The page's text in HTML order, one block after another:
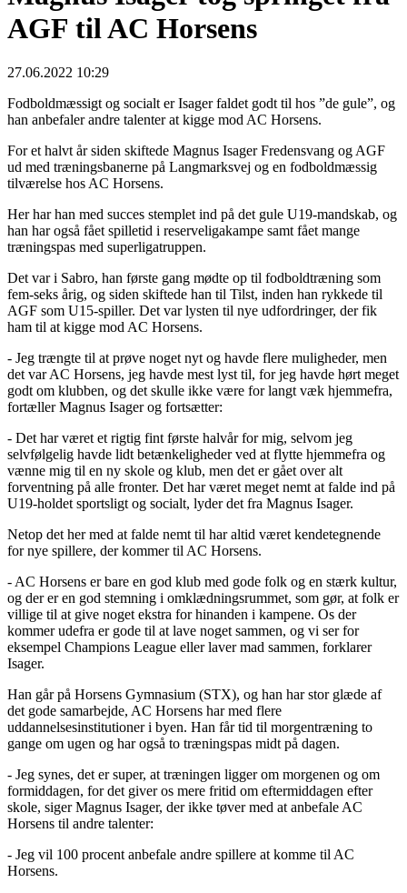
AGF til AC Horsens
27.06.2022 10:29
Fodboldmæssigt og socialt er Isager faldet godt til hos ”de gule”, og
han anbefaler andre talenter at kigge mod AC Horsens.
For et halvt år siden skiftede Magnus Isager Fredensvang og AGF
ud med træningsbanerne på Langmarksvej og en fodboldmæssig
tilværelse hos AC Horsens.
Her har han med succes stemplet ind på det gule U19-mandskab, og
han har også fået spilletid i reserveligakampe samt fået mange
træningspas med superligatruppen.
Det var i Sabro, han første gang mødte op til fodboldtræning som
fem-seks årig, og siden skiftede han til Tilst, inden han rykkede til
AGF som U15-spiller. Det var lysten til nye udfordringer, der fik
ham til at kigge mod AC Horsens.
- Jeg trængte til at prøve noget nyt og havde flere muligheder, men
det var AC Horsens, jeg havde mest lyst til, for jeg havde hørt meget
godt om klubben, og det skulle ikke være for langt væk hjemmefra,
fortæller Magnus Isager og fortsætter:
- Det har været et rigtig fint første halvår for mig, selvom jeg
selvfølgelig havde lidt betænkeligheder ved at flytte hjemmefra og
vænne mig til en ny skole og klub, men det er gået over alt
forventning på alle fronter. Det har været meget nemt at falde ind på
U19-holdet sportsligt og socialt, lyder det fra Magnus Isager.
Netop det her med at falde nemt til har altid været kendetegnende
for nye spillere, der kommer til AC Horsens.
- AC Horsens er bare en god klub med gode folk og en stærk kultur,
og der er en god stemning i omklædningsrummet, som gør, at folk er
villige til at give noget ekstra for hinanden i kampene. Os der
kommer udefra er gode til at lave noget sammen, og vi ser for
eksempel Champions League eller laver mad sammen, forklarer
Isager.
Han går på Horsens Gymnasium (STX), og han har stor glæde af
det gode samarbejde, AC Horsens har med flere
uddannelsesinstitutioner i byen. Han får tid til morgentræning to
gange om ugen og har også to træningspas midt på dagen.
- Jeg synes, det er super, at træningen ligger om morgenen og om
formiddagen, for det giver os mere fritid om eftermiddagen efter
skole, siger Magnus Isager, der ikke tøver med at anbefale AC
Horsens til andre talenter:
- Jeg vil 100 procent anbefale andre spillere at komme til AC
Horsens.